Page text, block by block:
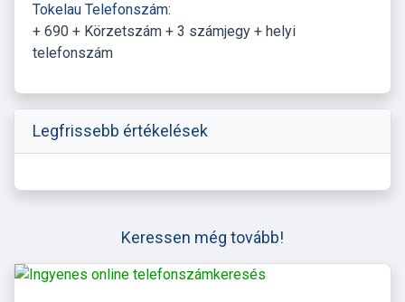
Tokelau Telefonszám:
+ 690 + Körzetszám + 3 számjegy + helyi
telefonszám
Legfrissebb értékelések
Keressen még tovább!